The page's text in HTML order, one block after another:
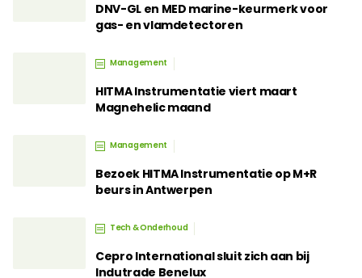
DNV-GL en MED marine-keurmerk voor
gas- en vlamdetectoren
Management
HITMA Instrumentatie viert maart
Magnehelic maand
Management
Bezoek HITMA Instrumentatie op M+R
beurs in Antwerpen
Tech & Onderhoud
Cepro International sluit zich aan bij
Indutrade Benelux